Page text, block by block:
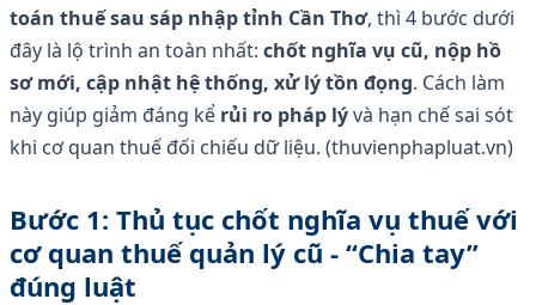
toán thuế sau sáp nhập tỉnh Cần Thơ, thì 4 bước dưới
đây là lộ trình an toàn nhất: chốt nghĩa vụ cũ, nộp hồ
sơ mới, cập nhật hệ thống, xử lý tồn đọng. Cách làm
này giúp giảm đáng kể rủi ro pháp lývà hạn chế sai sót
khi cơ quan thuế đối chiếu dữ liệu. (thuvienphapluat.vn)
Bước 1: Thủ tục chốt nghĩa vụ thuế với
cơ quan thuế quản lý cũ - “Chia tay”
đúng luật